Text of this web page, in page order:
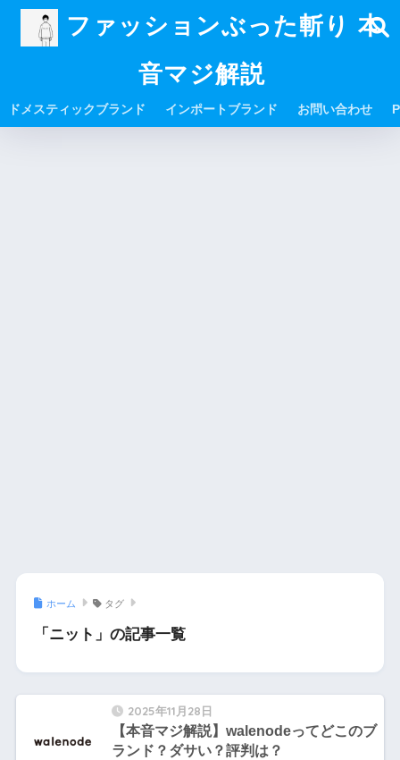
ファッションぶった斬り 本
音マジ解説
ドメスティックブランド インポートブランド お問い合わせ
ホーム タグ
「ニット」の記事一覧
2025年11月28日
【本音マジ解説】walenodeってどこのブ
ランド？ダサい？評判は？